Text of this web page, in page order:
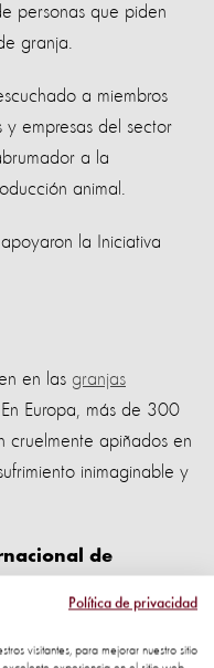
personas que piden
granja.
a miembros
y empresas del sector
a la
animal.
la Iniciativa
en las granjas
Europa, más de 300
cruelmente apiñados en
inimaginable y
de
Política de privacidad
visitantes, para mejorar nuestro sitio